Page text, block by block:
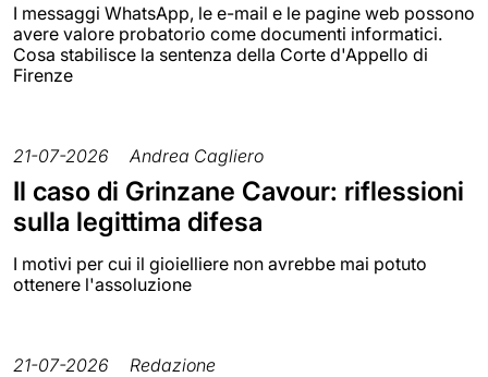
I messaggi WhatsApp, le e-mail e le pagine web possono
avere valore probatorio come documenti informatici.
Cosa stabilisce la sentenza della Corte d'Appello di
Firenze
21-07-2026 Andrea Cagliero
Il caso di Grinzane Cavour: riflessioni
sulla legittima difesa
I motivi per cui il gioielliere non avrebbe mai potuto
ottenere l'assoluzione
21-07-2026 Redazione